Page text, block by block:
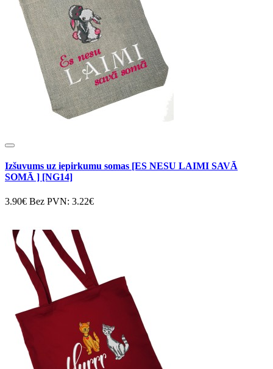
Izšuvums uz iepirkumu somas [ES NESU LAIMI SAVĀ
SOMĀ ] [NG14]
3.90€ Bez PVN: 3.22€